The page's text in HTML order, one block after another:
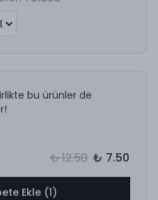
bu ürünler de
₺ 12.50 ₺ 7.50
Ekle (1)